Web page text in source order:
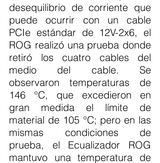
desequilibrio de corriente que
puede ocurrir con un cable
PCIe estándar de 12V-2x6, el
ROG realizó una prueba donde
retiró los cuatro cables del
medio del cable. Se
observaron temperaturas de
146 °C, que excedieron en
gran medida el límite de
material de 105 °C; pero en las
mismas condiciones de
prueba, el Ecualizador ROG
mantuvo una temperatura de